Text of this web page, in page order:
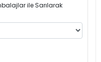
ile Sarılarak